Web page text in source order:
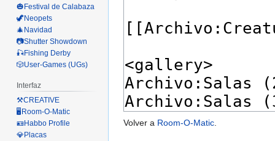
Volver a Room-O-Matic
🎃Festival de Calabaza
🦖Neopets
🎄Navidad
📷Shutter Showdown
🎣Fishing Derby
🎲User-Games (UGs)
Interfaz
⚒️CREATIVE
🖥️Room-O-Matic
🪪Habbo Profile
💎Placas